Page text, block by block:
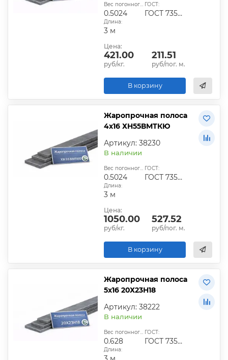
Вес погонного метра, кг:
0.5024
ГОСТ:
ГОСТ 7350-77
Длина:
3 м
Цена:
421.00
руб/кг.
211.51
руб/пог. м.
В корзину
Жаропрочная полоса
4х16 ХН55ВМТКЮ
Артикул: 38230
В наличии
Вес погонного метра, кг:
0.5024
ГОСТ:
ГОСТ 7350-77
Длина:
3 м
Цена:
1050.00
руб/кг.
527.52
руб/пог. м.
В корзину
Жаропрочная полоса
5х16 20Х23Н18
Артикул: 38222
В наличии
Вес погонного метра, кг:
0.628
ГОСТ:
ГОСТ 7350-77
Длина: